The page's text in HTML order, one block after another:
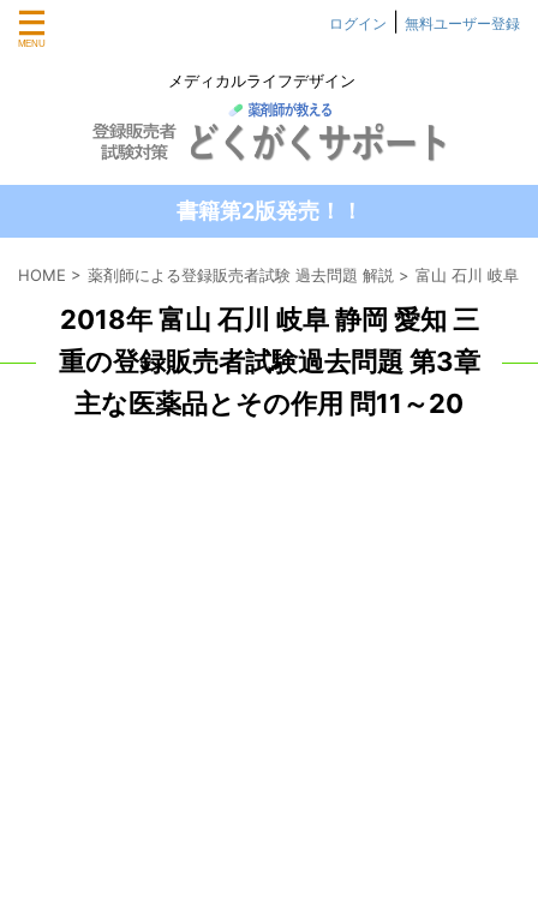
メディカルライフデザイン
ログイン 無料ユーザー登録
書籍第2版発売！！
HOME > 薬剤師による登録販売者試験 過去問題 解説 > 富山 石川 岐阜
2018年 富山 石川 岐阜 静岡 愛知 三
重の登録販売者試験過去問題 第3章
主な医薬品とその作用 問11～20